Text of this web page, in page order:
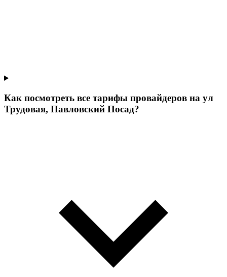
Как посмотреть все тарифы провайдеров на ул
Трудовая, Павловский Посад?